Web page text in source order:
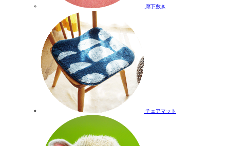
廊下敷き
チェアマット